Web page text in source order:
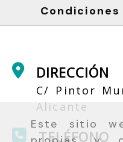
Este sitio
DIRECCIÓN
C/ Pintor
Alicante
TELÉFONO